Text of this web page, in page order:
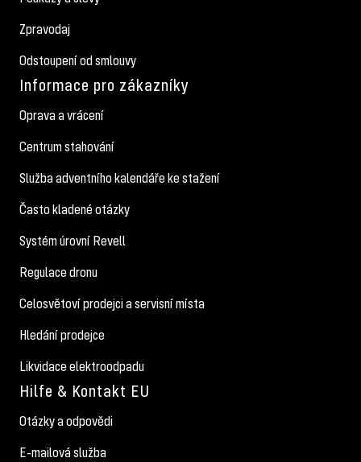
Zpravodaj
Odstoupení od smlouvy
Informace pro zákazníky
Oprava a vrácení
Centrum stahování
Služba adventního kalendáře ke stažení
Často kladené otázky
Systém úrovní Revell
Regulace dronu
Celosvětoví prodejci a servisní místa
Hledání prodejce
Likvidace elektroodpadu
Hilfe & Kontakt EU
Otázky a odpovědi
E-mailová služba